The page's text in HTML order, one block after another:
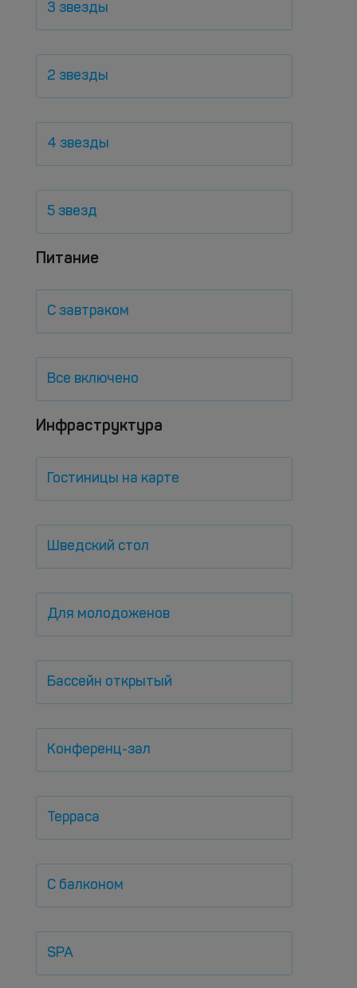
3 звезды
2 звезды
4 звезды
5 звезд
Питание
С завтраком
Все включено
Инфраструктура
Гостиницы на карте
Шведский стол
Для молодоженов
Бассейн открытый
Конференц-зал
Терраса
С балконом
SPA